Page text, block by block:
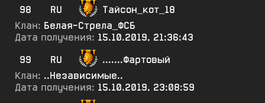
98
RU
Тайсон_кот_18
Клан: Белая-Стрела_ФСБ
Дата получения: 15.10.2019, 21:36:43
99
RU
.......Фартовый
Клан: ..Независимые..
Дата получения: 15.10.2019, 23:08:59